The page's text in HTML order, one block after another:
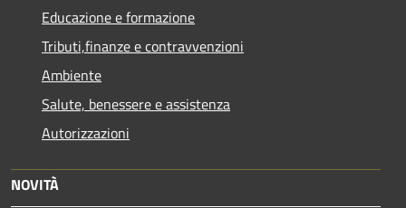
Educazione e formazione
Tributi,finanze e contravvenzioni
Ambiente
Salute, benessere e assistenza
Autorizzazioni
NOVITÀ